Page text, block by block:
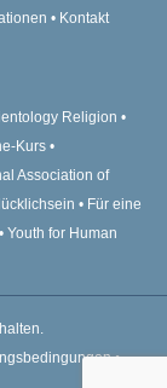
Kontakt
Religion
Kurs
Association of
Für eine
Youth for Human
•